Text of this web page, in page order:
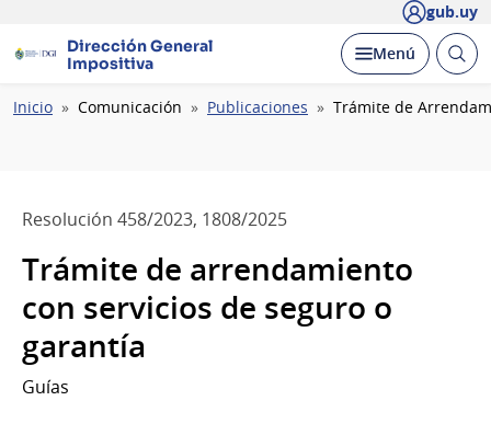
gub.uy
Dirección General
Impositiva
Desplegar
Menú Abrir
Ruta
Inicio Comunicación Publicaciones Trámite de
Resolución 458/2023, 1808/2025
Trámite de arrendamiento
con servicios de seguro o
garantía
Guías